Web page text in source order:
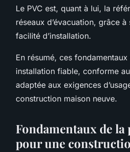
Le PVC est, quant à lui, la
réseaux d’évacuation, grâce
facilité d’installation.
En résumé, ces
installation fiable, conforme
adaptée aux exigences
construction maison neuve.
Fondamentaux de
pour une